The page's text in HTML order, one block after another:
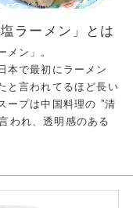
ラーメン」とは
メン」。
本で最初にラーメン
と言われてるほど長い
ープは中国料理の ”清
われ、透明感のある